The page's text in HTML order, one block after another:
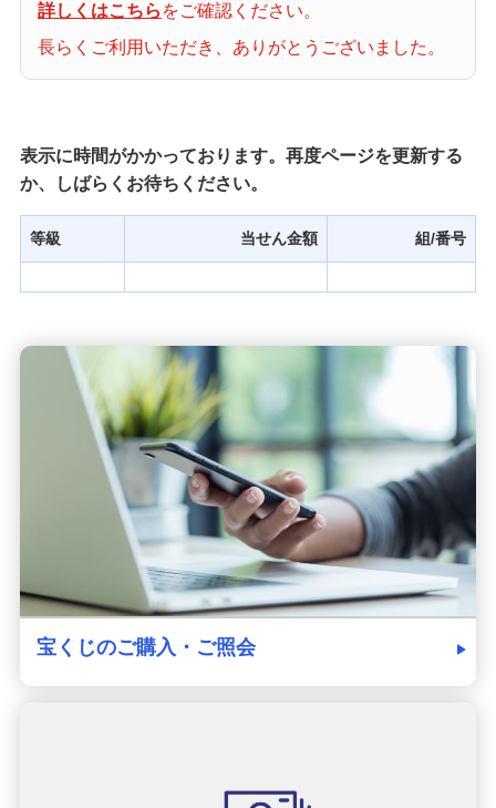
宝くじ商品一覧
初めての方へ
みずほ銀行店舗・ATM
発売スケジュール
みずほ銀行について
詳しくはこちら をご確認ください。
長らくご利用いただき、ありがとうございました。
表示に時間がかかっております。再度ページを更新する
か、しばらくお待ちください。
等級 当せん金額 組/番号
宝くじのご購入・ご照会